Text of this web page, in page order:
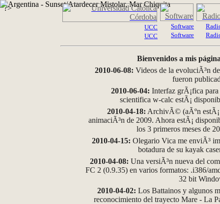
?>
UCC
UCC
Software
Software
Bienvenidos a mis
2010-06-08: Videos de la evoluciÃ³n
fueron
2010-06-04: Interfaz grÃ¡fica
scientifica w-calc estÃ¡
2010-04-18: ArchivÃ© (aÃºn
animaciÃ³n de 2009. Ahora estÃ¡
los 3 primeros meses de
2010-04-15: Olegario Vica me enviÃ³
botadura de su kayak
2010-04-08: Una versiÃ³n nueva del
FC 2 (0.9.35) en varios formatos: .i386/
32 bit
2010-04-02: Los Battainos y algunos
reconocimiento del trayecto Mare - La